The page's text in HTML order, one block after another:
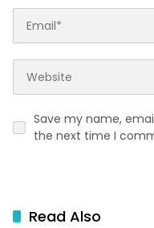
Save my name,
the next time I
Read Also